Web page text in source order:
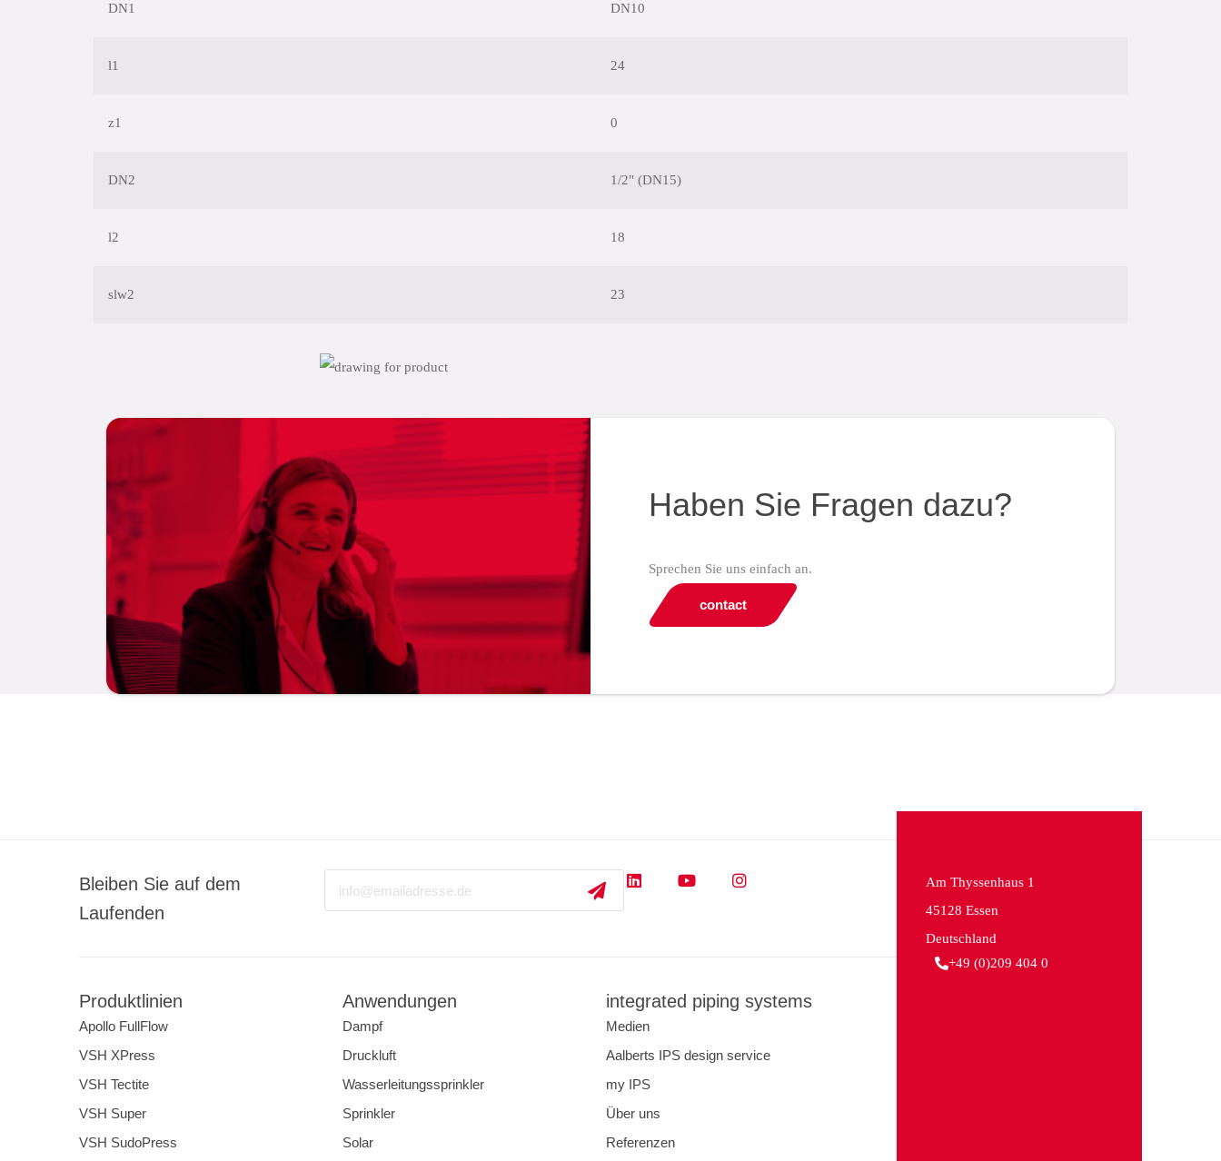
DN1 DN10
l1 24
z1 0
DN2 1/2" (DN15)
l2 18
slw2 23
Haben Sie Fragen dazu?
Sprechen Sie uns einfach an.
contact
Bleiben Sie auf dem
Laufenden
Produktlinien
Apollo FullFlow
VSH XPress
VSH Tectite
VSH Super
VSH SudoPress
Anwendungen
Dampf
Druckluft
Wasserleitungssprinkler
Sprinkler
Solar
integrated piping systems
Medien
Aalberts IPS design service
my IPS
Über uns
Referenzen
Am Thyssenhaus 1
45128 Essen
Deutschland
+49 (0)209 404 0